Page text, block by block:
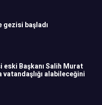
başladı
eski Başkanı Salih Murat
alabileceğini